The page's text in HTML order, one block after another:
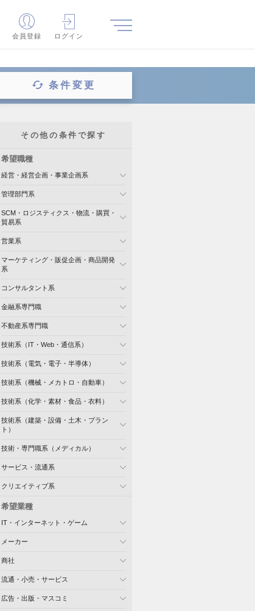
会員登録 ログイン
条件変更
その他の条件で探す
希望職種
経営・経営企画・事業企画系
管理部門系
SCM・ロジスティクス・物流・購買・
貿易系
営業系
マーケティング・販促企画・商品開発
系
コンサルタント系
金融系専門職
不動産系専門職
技術系（IT・Web・通信系）
技術系（電気・電子・半導体）
技術系（機械・メカトロ・自動車）
技術系（化学・素材・食品・衣料）
技術系（建築・設備・土木・プラン
ト）
技術・専門職系（メディカル）
サービス・流通系
クリエイティブ系
希望業種
IT・インターネット・ゲーム
メーカー
商社
流通・小売・サービス
広告・出版・マスコミ